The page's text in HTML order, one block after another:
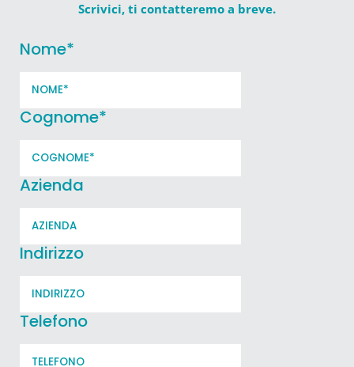
Scrivici, ti contatteremo a breve.
Nome*
Cognome*
Azienda
Indirizzo
Telefono